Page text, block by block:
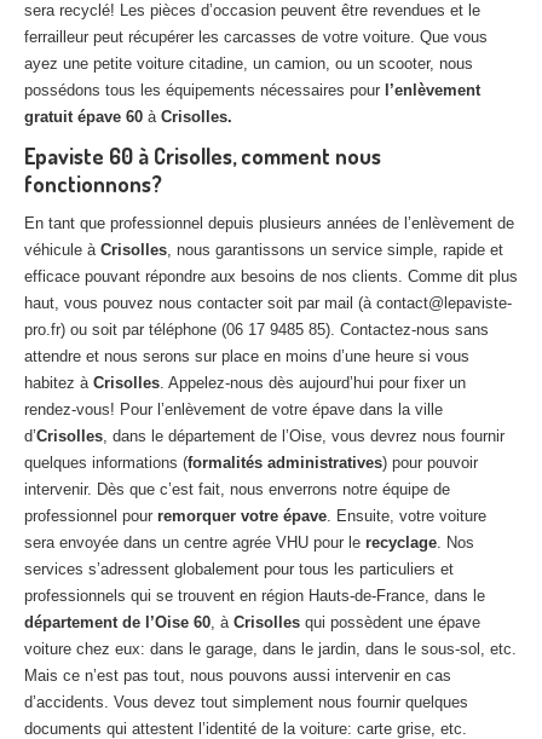
sera recyclé! Les pièces d’occasion peuvent être revendues et le
ferrailleur peut récupérer les carcasses de votre voiture. Que vous
ayez une petite voiture citadine, un camion, ou un scooter, nous
possédons tous les équipements nécessaires pour l’enlèvement
gratuit épave 60 à Crisolles.
Epaviste 60 à Crisolles, comment nous
fonctionnons?
En tant que professionnel depuis plusieurs années de l’enlèvement de
véhicule à Crisolles, nous garantissons un service simple, rapide et
efficace pouvant répondre aux besoins de nos clients. Comme dit plus
haut, vous pouvez nous contacter soit par mail (à contact@lepaviste-
pro.fr) ou soit par téléphone (06 17 9485 85). Contactez-nous sans
attendre et nous serons sur place en moins d’une heure si vous
habitez à Crisolles. Appelez-nous dès aujourd’hui pour fixer un
rendez-vous! Pour l’enlèvement de votre épave dans la ville
d’Crisolles, dans le département de l’Oise, vous devrez nous fournir
quelques informations (formalités administratives) pour pouvoir
intervenir. Dès que c’est fait, nous enverrons notre équipe de
professionnel pour remorquer votre épave. Ensuite, votre voiture
sera envoyée dans un centre agrée VHU pour le recyclage. Nos
services s’adressent globalement pour tous les particuliers et
professionnels qui se trouvent en région Hauts-de-France, dans le
département de l’Oise 60, à Crisolles qui possèdent une épave
voiture chez eux: dans le garage, dans le jardin, dans le sous-sol, etc.
Mais ce n’est pas tout, nous pouvons aussi intervenir en cas
d’accidents. Vous devez tout simplement nous fournir quelques
documents qui attestent l’identité de la voiture: carte grise, etc.